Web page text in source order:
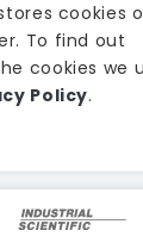
deze
cookies
To find out
cookies we
Policy.